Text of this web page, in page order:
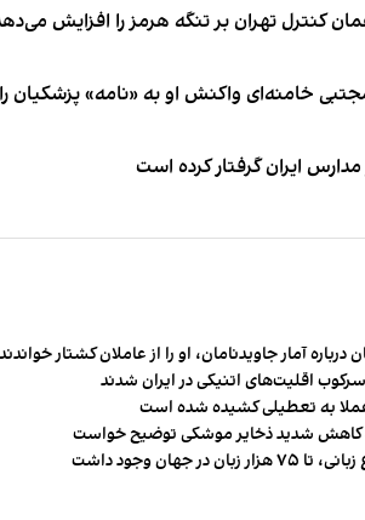
کنترل تهران بر تنگه هرمز را افزایش
خامنه‌ای واکنش او به «نامه» پزشکیان
ایران گرفتار کرده است
آمار جاویدنامان، او را از عاملان کشتار خواندند
اقلیت‌های اتنیکی در ایران شدند
به تعطیلی کشیده شده است
کاهش شدید ذخایر موشکی توضیح خواست
وجود داشت